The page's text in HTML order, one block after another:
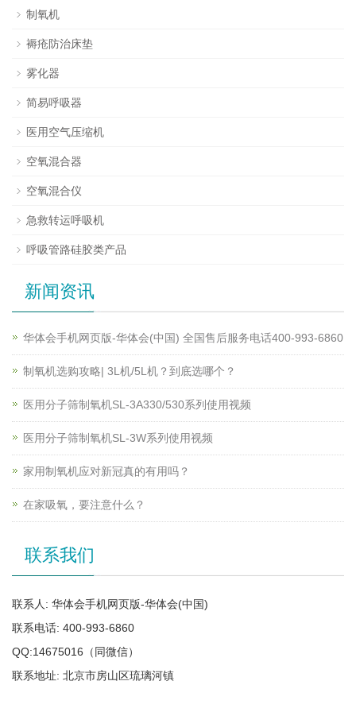
制氧机
褥疮防治床垫
雾化器
简易呼吸器
医用空气压缩机
空氧混合器
空氧混合仪
急救转运呼吸机
呼吸管路硅胶类产品
新闻资讯
华体会手机网页版-华体会(中国) 全国售后服务电话400-993-6860
制氧机选购攻略| 3L机/5L机？到底选哪个？
医用分子筛制氧机SL-3A330/530系列使用视频
医用分子筛制氧机SL-3W系列使用视频
家用制氧机应对新冠真的有用吗？
在家吸氧，要注意什么？
联系我们
联系人: 华体会手机网页版-华体会(中国)
联系电话: 400-993-6860
QQ:14675016（同微信）
联系地址: 北京市房山区琉璃河镇